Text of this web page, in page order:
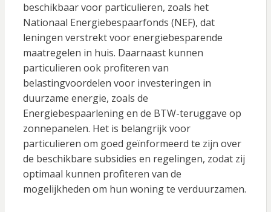
beschikbaar voor particulieren, zoals het
Nationaal Energiebespaarfonds (NEF), dat
leningen verstrekt voor energiebesparende
maatregelen in huis. Daarnaast kunnen
particulieren ook profiteren van
belastingvoordelen voor investeringen in
duurzame energie, zoals de
Energiebespaarlening en de BTW-teruggave op
zonnepanelen. Het is belangrijk voor
particulieren om goed geïnformeerd te zijn over
de beschikbare subsidies en regelingen, zodat zij
optimaal kunnen profiteren van de
mogelijkheden om hun woning te verduurzamen.